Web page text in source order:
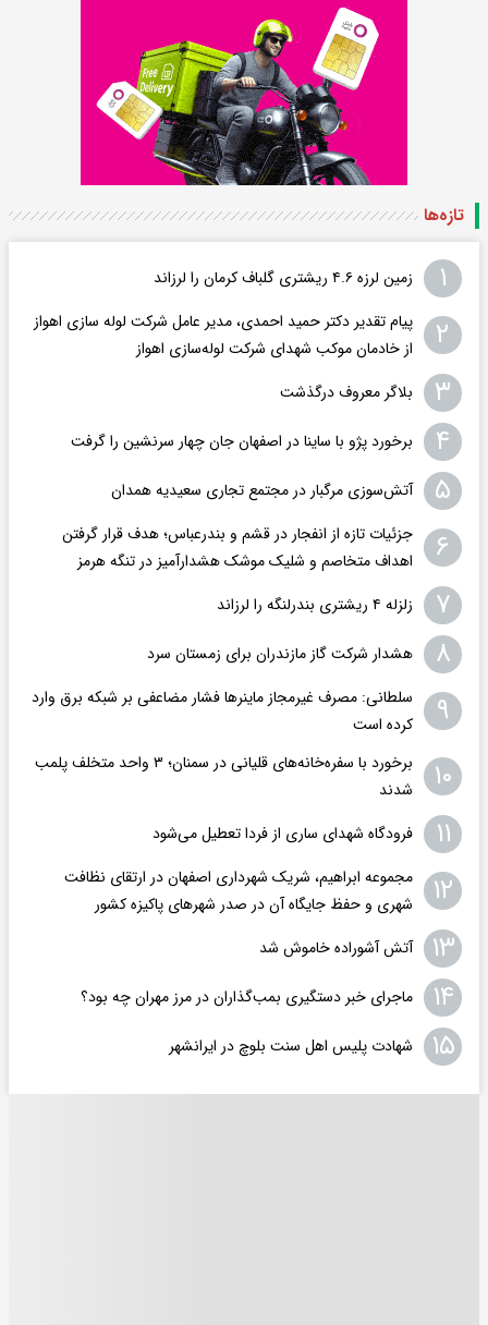
تازه‌ها
۱ زمین لرزه ۴.۶ ریشتری گلباف کرمان را لرزاند
۲
پیام تقدیر دکتر حمید احمدی، مدیر عامل شرکت لوله سازی اهواز
از خادمان موکب شهدای شرکت لوله‌سازی اهواز
۳ بلاگر معروف درگذشت
۴ برخورد پژو با ساینا در اصفهان جان چهار سرنشین را گرفت
۵ آتش‌سوزی مرگبار در مجتمع تجاری سعیدیه همدان
۶
جزئیات تازه از انفجار در قشم و بندرعباس؛ هدف قرار گرفتن
اهداف متخاصم و شلیک موشک هشدارآمیز در تنگه هرمز
۷ زلزله ۴ ریشتری بندرلنگه را لرزاند
۸ هشدار شرکت گاز مازندران برای زمستان سرد
۹
سلطانی: مصرف غیرمجاز ماینرها فشار مضاعفی بر شبکه برق وارد
کرده است
۱۰
برخورد با سفره‌خانه‌های قلیانی در سمنان؛ ۳ واحد متخلف پلمب
شدند
۱۱ فرودگاه ‌شهدای ساری از فردا تعطیل می‌شود
۱۲
مجموعه ابراهیم، شریک شهرداری اصفهان در ارتقای نظافت
شهری و حفظ جایگاه آن در صدر شهرهای پاکیزه کشور
۱۳ آتش آشوراده خاموش شد
۱۴ ماجرای خبر دستگیری بمب‌گذاران در مرز مهران چه بود؟
۱۵ شهادت پلیس اهل سنت بلوچ در ایرانشهر